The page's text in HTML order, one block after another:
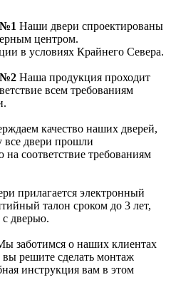
№1 Наши двери спроектированы
центром.
в условиях Крайнего Севера.
№2 Наша продукция проходит
всем требованиям
качество наших дверей,
все двери прошли
соответствие требованиям
прилагается электронный
талон сроком до 3 лет,
с дверью.
заботимся о наших клиентах
решите сделать монтаж
инструкция вам в этом